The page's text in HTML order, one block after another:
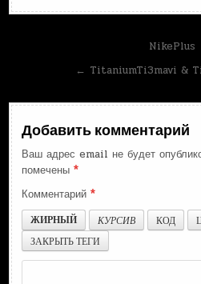
NikePlus
← TitaniumTi3mavi &
Добавить комментарий
Ваш адрес email не будет
помечены*
Комментарий*
ЖИРНЫЙ
КУРСИВ КОД
ЗАКРЫТЬ ТЕГИ